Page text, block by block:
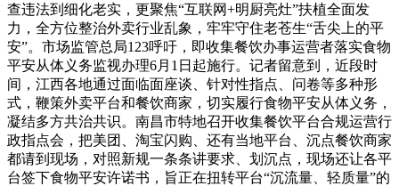
查违法到细化老实，更聚焦“互联网+明厨亮灶”扶植全面发
力，全方位整治外卖行业乱象，牢牢守住老苍生“舌尖上的平
安”。市场监管总局123呼吁，即收集餐饮办事运营者落实食物
平安从体义务监视办理6月1日起施行。记者留意到，近段时
间，江西各地通过面临面座谈、针对性指点、问卷等多种形
式，鞭策外卖平台和餐饮商家，切实履行食物平安从体义务，
凝结多方共治共识。南昌市特地召开收集餐饮平台合规运营行
政指点会，把美团、淘宝闪购、还有当地平台、沉点餐饮商家
都请到现场，对照新规一条条讲要求、划沉点，现场还让各平
台签下食物平安许诺书，旨正在扭转平台“沉流量、轻质量”的